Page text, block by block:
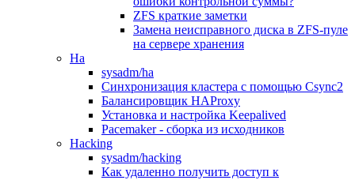
ZFS краткие заметки
Замена неисправного диска в ZFS-пуле
на сервере хранения
Ha
sysadm/ha
Синхронизация кластера с помощью Csync2
Балансировщик HAProxy
Установка и настройка Keepalived
Pacemaker - сборка из исходников
Hacking
sysadm/hacking
Как удаленно получить доступ к